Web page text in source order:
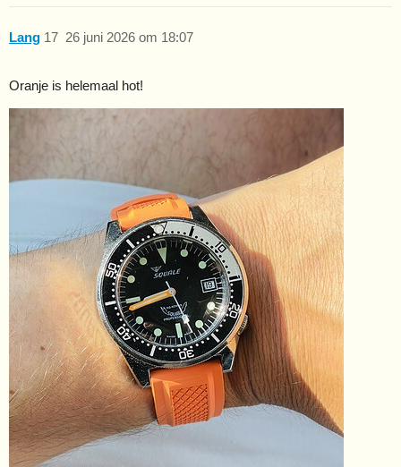
Lang 26 juni 2026 om 18:07
17
Oranje is helemaal hot!